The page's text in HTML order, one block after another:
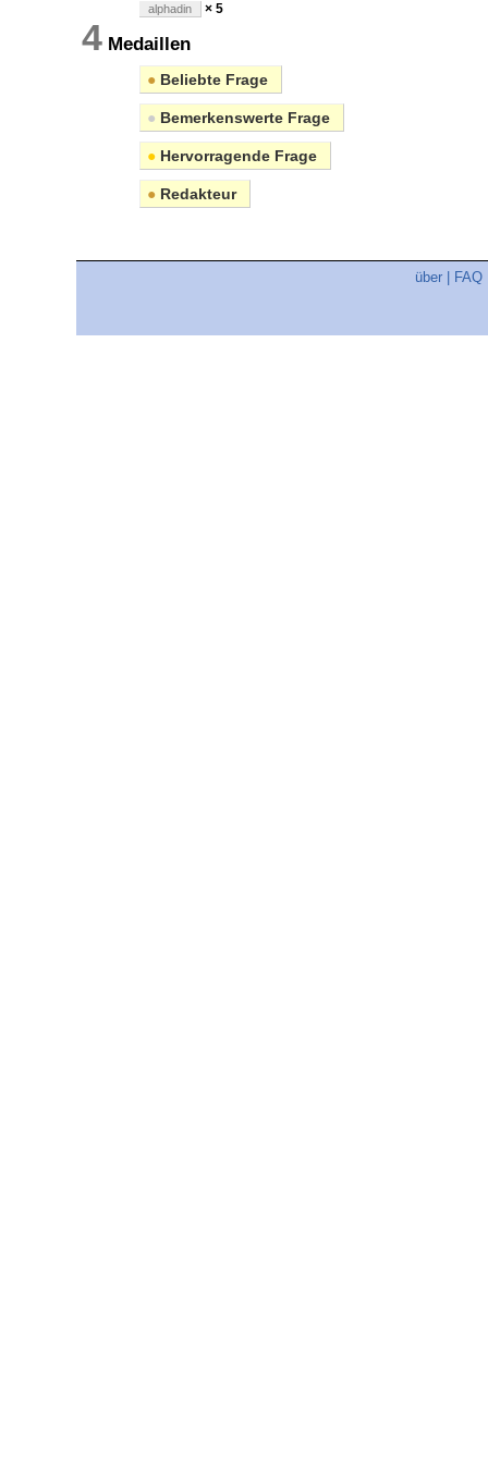
alphadin × 5
4 Medaillen
● Beliebte Frage
● Bemerkenswerte Frage
● Hervorragende Frage
● Redakteur
über FAQ